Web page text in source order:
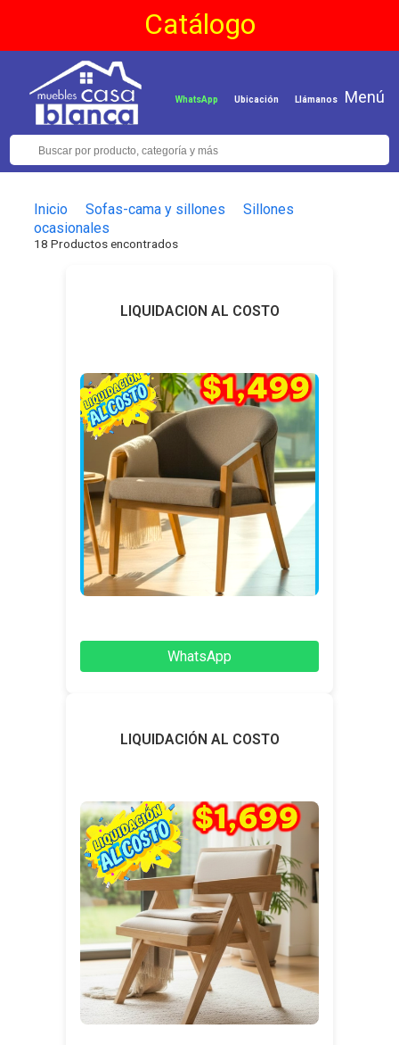
Catálogo
WhatsApp Ubicación Llámanos Menú
Inicio Sofas-cama y sillones
Sillones
ocasionales
18 Productos encontrados
LIQUIDACION AL COSTO
WhatsApp
LIQUIDACIÓN AL COSTO